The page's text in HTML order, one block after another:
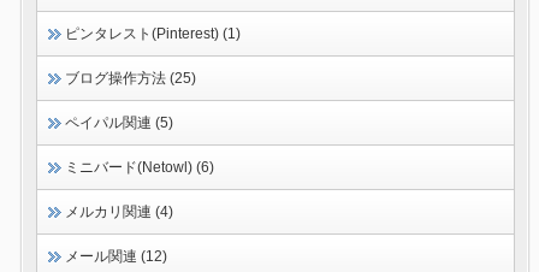
ピンタレスト(Pinterest) (1)
ブログ操作方法 (25)
ペイパル関連 (5)
ミニバード(Netowl) (6)
メルカリ関連 (4)
メール関連 (12)